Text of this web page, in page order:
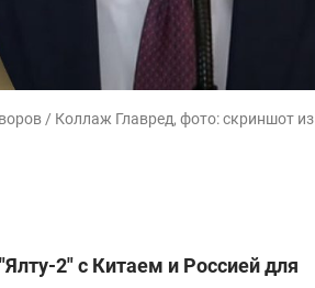
/ Коллаж Главред, фото: скриншот из
2" с Китаем и Россией для